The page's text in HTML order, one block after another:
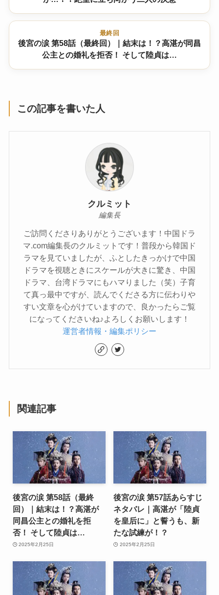
最終回
後宮の涙 第58話（最終回）｜結末は！？高湛が同昌
公主との婚礼を拒否！ そして陸貞は…
この記事を書いた人
クルミット
編集長
ご訪問くださりありがとうございます！中国ドラ
マ.com編集長のクルミットです！普段から韓国ド
ラマを見ていましたが、ふとしたきっかけで中国
ドラマを視聴ときにスケールが大きに驚き、中国
ドラマ、台湾ドラマにもハマりました（笑）子育
て真っ最中ですが、読んでくださる方に伝わりや
すい文章を心がけていますので、良かったらご覧
になってくださいね♪よろしくお願いします！
運営者情報・編集ポリシー
関連記事
後宮の涙 第58話（最終
回）｜結末は！？高湛が
同昌公主との婚礼を拒
否！ そして陸貞は…
2025年2月25日
後宮の涙 第57話あらすじ
ネタバレ｜高湛が「陸貞
を皇后に」と誓うも、新
たな試練が！？
2025年2月25日